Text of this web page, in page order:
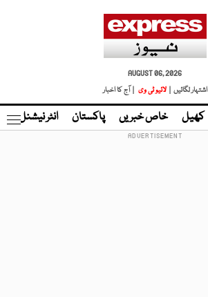
AUGUST 06, 2026
اشتہار لگائیں |
لائیو ٹی وی | آج کا اخبار
کھیل خاص خبریں پاکستان انٹر نیشنل